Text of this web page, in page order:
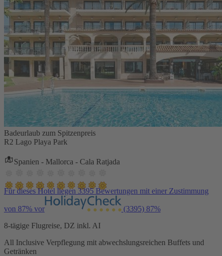
Badeurlaub zum Spitzenpreis
R2 Lago Playa Park
Spanien - Mallorca - Cala Ratjada
Für dieses Hotel liegen 3395 Bewertungen mit einer Zustimmung
von 87% vor (3395) 87%
8-tägige Flugreise, DZ inkl. AI
All Inclusive Verpflegung mit abwechslungsreichen Buffets und
Getränken